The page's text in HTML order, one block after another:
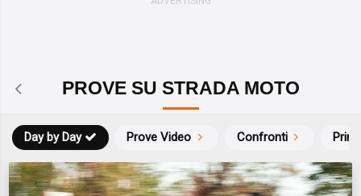
PROVE SU STRADA MOTO
Prove Video Confronti
Day by Day